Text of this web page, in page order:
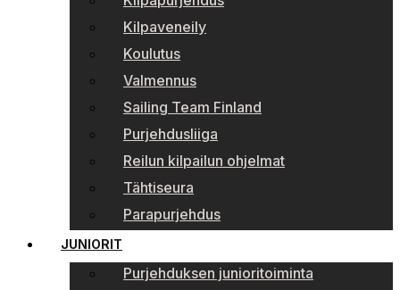
Kilpaveneily
Koulutus
Valmennus
Sailing Team Finland
Purjehdusliiga
Reilun kilpailun ohjelmat
Tähtiseura
Parapurjehdus
JUNIORIT
Purjehduksen junioritoiminta